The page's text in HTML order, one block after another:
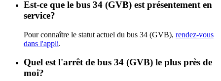
Est-ce que le bus 34 (GVB) est présentement en
service?
Pour connaître le statut actuel du bus 34 (GVB), rendez-vous
dans l'appli.
Quel est l'arrêt de bus 34 (GVB) le plus près de
moi?